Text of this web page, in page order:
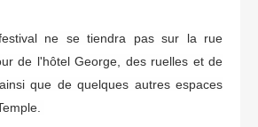
ne se tiendra pas sur la rue
de l'hôtel George, des ruelles et de
que de quelques autres espaces